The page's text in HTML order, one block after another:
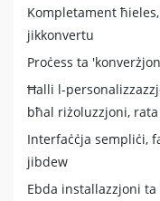
Kompletament
jikkonvertu
Proċess ta
Ħalli l-
bħal riżoluzzjoni,
Interfaċċja sempliċi,
jibdew
Ebda installazzjoni